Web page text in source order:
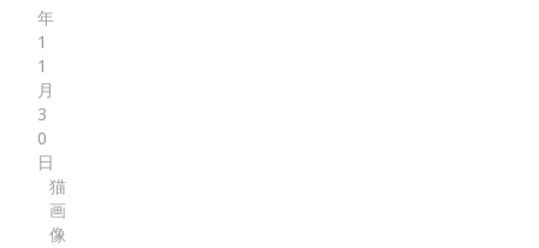
年
1
1
月
3
0
日
猫
画
像